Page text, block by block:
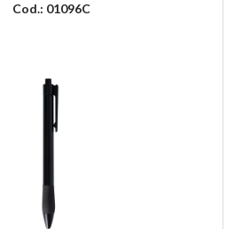
Cod.: 01096C